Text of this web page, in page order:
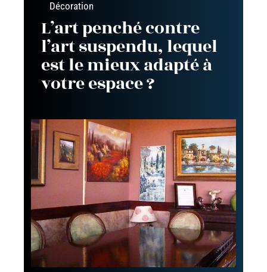
Décoration
L’art penché contre
l’art suspendu, lequel
est le mieux adapté à
votre espace ?